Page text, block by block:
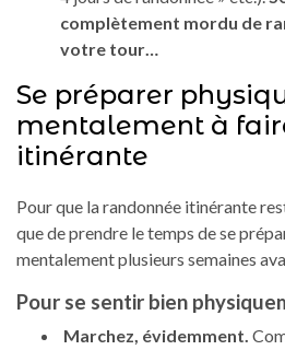
complètement mordu de
votre tour…
Se préparer
mentalement à
itinérante
Pour que la randonnée itinérante
que de prendre le temps de se
mentalement plusieurs semaines
Pour se sentir bien
Marchez, évidemment.